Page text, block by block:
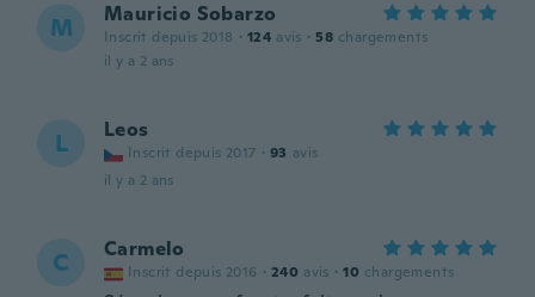
M Mauricio Sobarzo
Inscrit depuis 2018 · 124 avis · 58 chargements
il y a 2 ans
L Leos
Inscrit depuis 2017 · 93 avis
il y a 2 ans
C Carmelo
Inscrit depuis 2016 · 240 avis · 10 chargements